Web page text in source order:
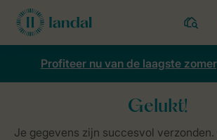
Parken
Profiteer nu van de laagste
Aanmeldformulier Kruidvat
Gelukt!
Je gegevens zijn succesvol